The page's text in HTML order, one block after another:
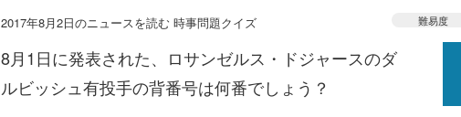
2017年8月2日のニュースを読む 時事問題クイズ 難易度
8月1日に発表された、ロサンゼルス・ドジャースのダ
ルビッシュ有投手の背番号は何番でしょう？